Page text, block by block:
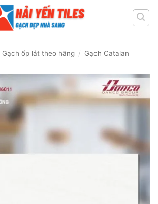
Gạch ốp lát theo hãng / Gạch Catalan